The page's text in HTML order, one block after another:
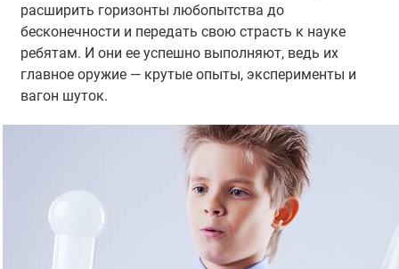
расширить горизонты любопытства до
бесконечности и передать свою страсть к науке
ребятам. И они ее успешно выполняют, ведь их
главное оружие — крутые опыты, эксперименты и
вагон шуток.